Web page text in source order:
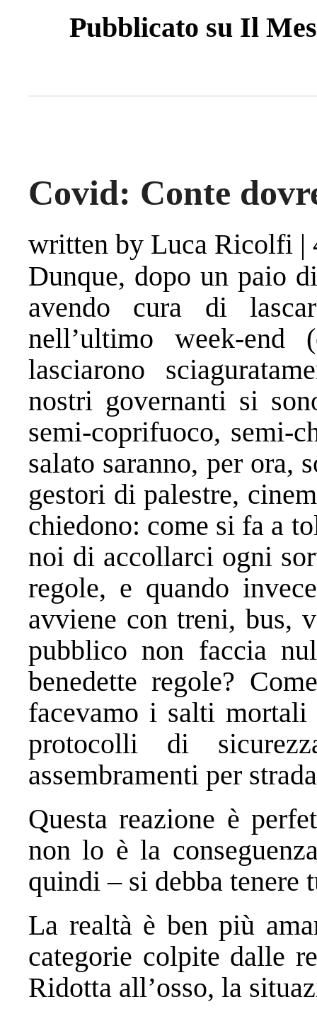
Pubblicato su Il
Covid: Conte
written by Luca Ricolfi |
Dunque, dopo un paio
avendo cura di
nell’ultimo week-end
lasciarono
nostri governanti si
semi-coprifuoco, semi-
salato saranno, per ora,
gestori di palestre,
chiedono: come si fa a
noi di accollarci ogni
regole, e quando
avviene con treni, bus,
pubblico non faccia
benedette regole?
facevamo i salti
protocolli di
assembramenti per
Questa reazione è
non lo è la
quindi – si debba tenere
La realtà è ben più
categorie colpite dalle
Ridotta all’osso, la